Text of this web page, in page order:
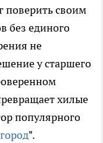
поверить своим
без единого
не
у старшего
хилые
популярного
".